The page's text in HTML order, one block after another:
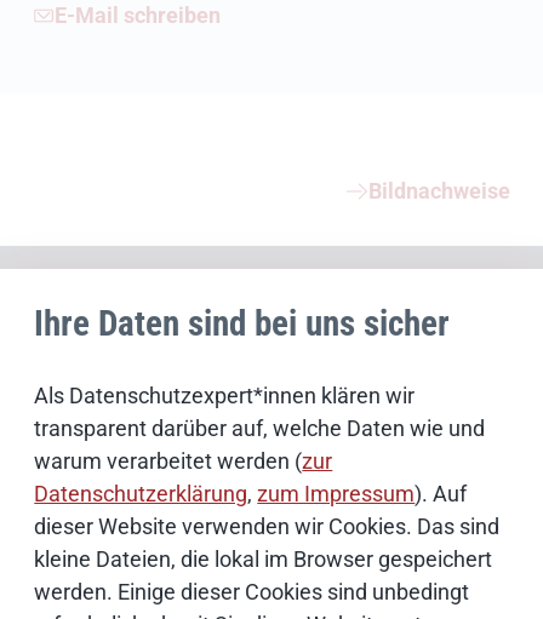
Ihre Daten sind bei uns sicher
Als Datenschutzexpert*innen klären wir
transparent darüber auf, welche Daten wie und
warum verarbeitet werden (zur
Datenschutzerklärung,zum Impressum). Auf
dieser Website verwenden wir Cookies. Das sind
kleine Dateien, die lokal im Browser gespeichert
werden. Einige dieser Cookies sind unbedingt
E-Mail schreiben
Bildnachweise
Schwerpunktthemen
Open Source
IT Sicherheit
Onlinezugangsgesetz